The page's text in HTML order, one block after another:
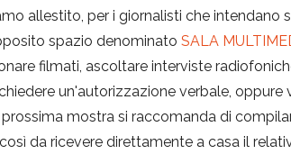
allestito, per i giornalisti che intendano
spazio denominato SALA
filmati, ascoltare interviste
un'autorizzazione verbale, oppure
mostra si raccomanda di
così da ricevere direttamente a casa il